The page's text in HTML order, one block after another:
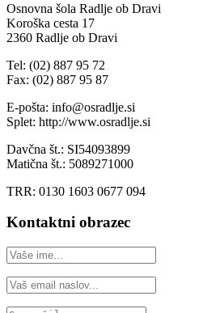
Osnovna šola Radlje ob Dravi
Koroška cesta 17
2360 Radlje ob Dravi
Tel: (02) 887 95 72
Fax: (02) 887 95 87
E-pošta: info@osradlje.si
Splet: http://www.osradlje.si
Davčna št.: SI54093899
Matična št.: 5089271000
TRR: 0130 1603 0677 094
Kontaktni obrazec